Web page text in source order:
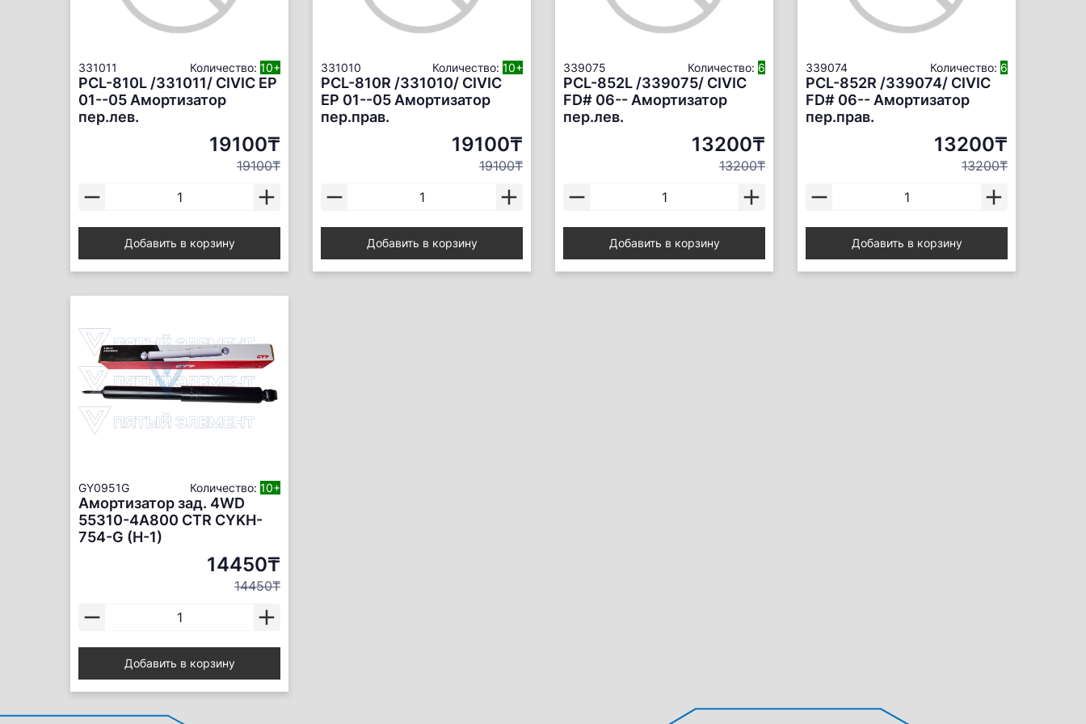
331011 Количество: 10+
PCL-810L /331011/ CIVIC EP
01--05 Амортизатор
пер.лев.
19100₸
19100₸
Добавить в корзину
331010 Количество: 10+
PCL-810R /331010/ CIVIC
EP 01--05 Амортизатор
пер.прав.
19100₸
19100₸
Добавить в корзину
339075 Количество: 6
PCL-852L /339075/ CIVIC
FD# 06-- Амортизатор
пер.лев.
13200₸
13200₸
Добавить в корзину
339074 Количество: 6
PCL-852R /339074/ CIVIC
FD# 06-- Амортизатор
пер.прав.
13200₸
13200₸
Добавить в корзину
GY0951G Количество: 10+
Амортизатор зад. 4WD
55310-4A800 CTR CYKH-
754-G (H-1)
14450₸
14450₸
Добавить в корзину